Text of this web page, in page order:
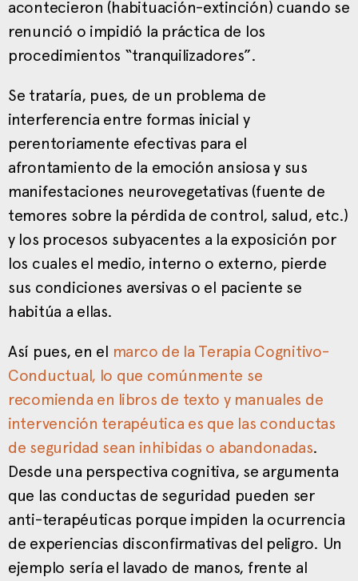
acontecieron (habituación-extinción) cuando se
renunció o impidió la práctica de los
procedimientos “tranquilizadores”.
Se trataría, pues, de un problema de
interferencia entre formas inicial y
perentoriamente efectivas para el
afrontamiento de la emoción ansiosa y sus
manifestaciones neurovegetativas (fuente de
temores sobre la pérdida de control, salud, etc.)
y los procesos subyacentes a la exposición por
los cuales el medio, interno o externo, pierde
sus condiciones aversivas o el paciente se
habitúa a ellas.
Así pues, en el marco de la Terapia Cognitivo-
Conductual, lo que comúnmente se
recomienda en libros de texto y manuales de
intervención terapéutica es que las conductas
de seguridad sean inhibidas o abandonadas.
Desde una perspectiva cognitiva, se argumenta
que las conductas de seguridad pueden ser
anti-terapéuticas porque impiden la ocurrencia
de experiencias disconfirmativas del peligro. Un
ejemplo sería el lavado de manos, frente al